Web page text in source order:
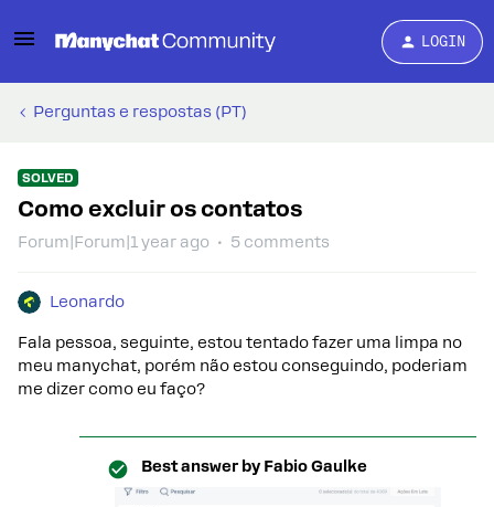
LOGIN
Perguntas e respostas (PT)
SOLVED
Como excluir os contatos
Forum|Forum|1 year ago 5 comments
Leonardo
Fala pessoa, seguinte, estou tentado fazer uma limpa no
meu manychat, porém não estou conseguindo, poderiam
me dizer como eu faço?
Best answer by Fabio Gaulke